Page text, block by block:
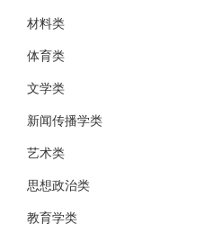
材料类
体育类
文学类
新闻传播学类
艺术类
思想政治类
教育学类